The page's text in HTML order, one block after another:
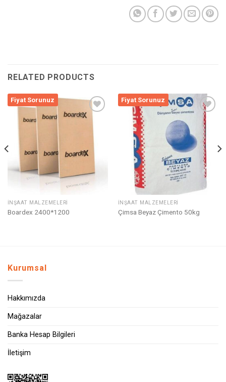
RELATED PRODUCTS
Fiyat Sorunuz
İNŞAAT MALZEMELERI
Boardex 2400*1200
Fiyat Sorunuz
Listeme
Ekle
İNŞAAT MALZEMELERI
Çimsa Beyaz Çimento 50kg
Kurumsal
Hakkımızda
Mağazalar
Banka Hesap Bilgileri
İletişim